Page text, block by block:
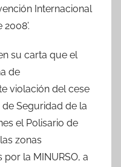
Internacional
su carta que el
de
violación del cese
Seguridad de la
el Polisario de
zonas
la MINURSO, a